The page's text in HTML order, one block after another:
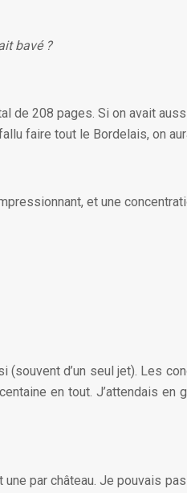
bavé ?
de 208 pages. Si on avait
faire tout le Bordelais, on
et une
d’un seul jet). Les
en tout. J’attendais
par château. Je pouvais